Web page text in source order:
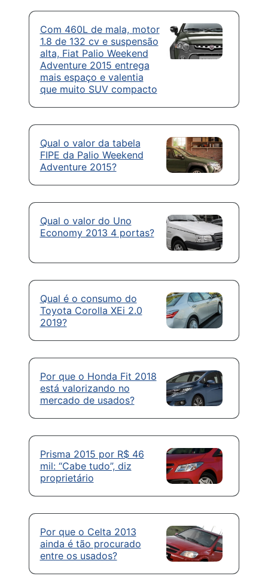
Com 460L de mala, motor
1.8 de 132 cv e suspensão
alta, Fiat Palio Weekend
Adventure 2015 entrega
mais espaço e valentia
que muito SUV compacto
Qual o valor da tabela
FIPE da Palio Weekend
Adventure 2015?
Qual o valor do Uno
Economy 2013 4 portas?
Qual é o consumo do
Toyota Corolla XEi 2.0
2019?
Por que o Honda Fit 2018
está valorizando no
mercado de usados?
Prisma 2015 por R$ 46
mil: “Cabe tudo”, diz
proprietário
Por que o Celta 2013
ainda é tão procurado
entre os usados?